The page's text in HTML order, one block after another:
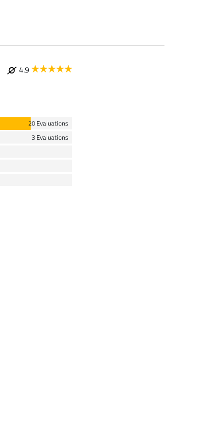
4.9
20 Evaluations
3 Evaluations